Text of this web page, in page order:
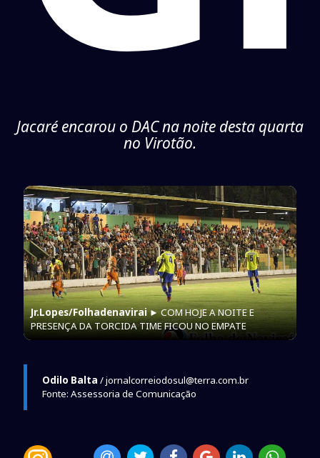
Jacaré encarou o DAC na noite desta quarta
no Virotão.
Jr.Lopes/Folhadenavirai► COM HOJE A NOITE E
PRESENÇA DA TORCIDA TIME FICOU NO EMPATE
Odilo Balta / jornalcorreiodosul@terra.com.br
Fonte: Assessoria de Comunicação